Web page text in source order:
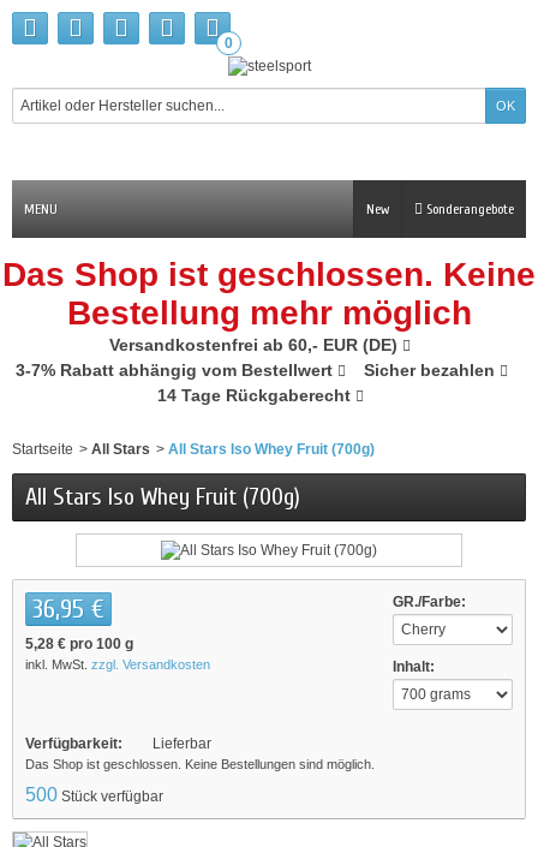
0
MENU Sonderangebote
New
Das Shop ist geschlossen. Keine
Bestellung mehr möglich
Versandkostenfrei ab 60,- EUR (DE)
3-7% Rabatt abhängig vom Bestellwert
Sicher bezahlen
14 Tage Rückgaberecht
Startseite > All Stars > All Stars Iso Whey Fruit (700g)
All Stars Iso Whey Fruit (700g)
GR./Farbe:
Inhalt:
36,95 €
5,28 € pro 100 g
inkl. MwSt. zzgl. Versandkosten
Verfügbarkeit: Lieferbar
Das Shop ist geschlossen. Keine Bestellungen sind möglich.
500 Stück verfügbar